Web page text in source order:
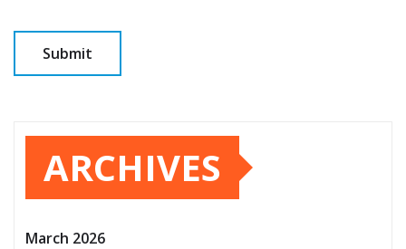
ARCHIVES
March 2026